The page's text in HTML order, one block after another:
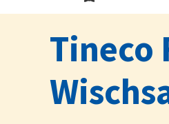
Tineco